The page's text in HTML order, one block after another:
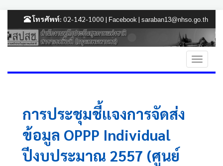
โทรศัพท์: 02-142-1000 | Facebook | saraban13@nhso.go.th
การประชุมชี้แจงการจัดส่ง
ข้อมูล OPPP Individual
ปีงบประมาณ 2557 (ศูนย์